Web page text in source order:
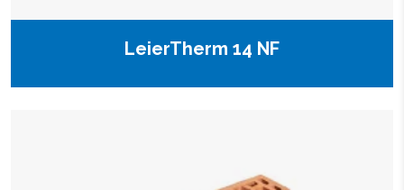
LeierTherm 14 NF